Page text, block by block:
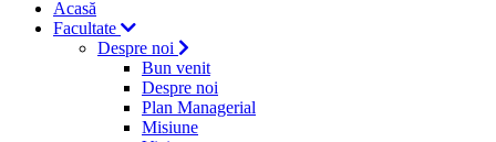
Acasă
Facultate
Despre noi
Bun venit
Despre noi
Plan Managerial
Misiune